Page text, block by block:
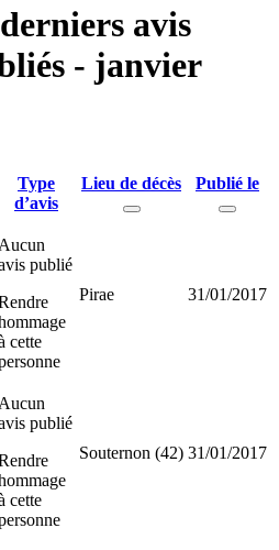
avis
- janvier
Type
d’avis
Lieu de décès Publié le
Aucun
publié
cette
Pirae 31/01/2017
Aucun
publié
cette
Souternon (42) 31/01/2017